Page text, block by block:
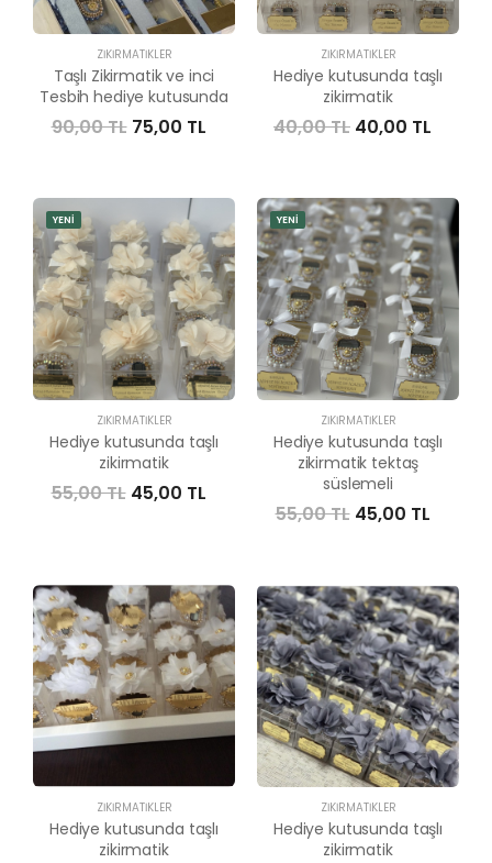
ZIKIRMATIKLER
Taşlı Zikirmatik ve inci
Tesbih hediye kutusunda
90,00 TL 75,00 TL
ZIKIRMATIKLER
Hediye kutusunda taşlı
zikirmatik
40,00 TL 40,00 TL
YENİ
ZIKIRMATIKLER
Hediye kutusunda taşlı
zikirmatik
55,00 TL 45,00 TL
YENİ
ZIKIRMATIKLER
Hediye kutusunda taşlı
zikirmatik tektaş
süslemeli
55,00 TL 45,00 TL
ZIKIRMATIKLER
Hediye kutusunda taşlı
zikirmatik
ZIKIRMATIKLER
Hediye kutusunda taşlı
zikirmatik